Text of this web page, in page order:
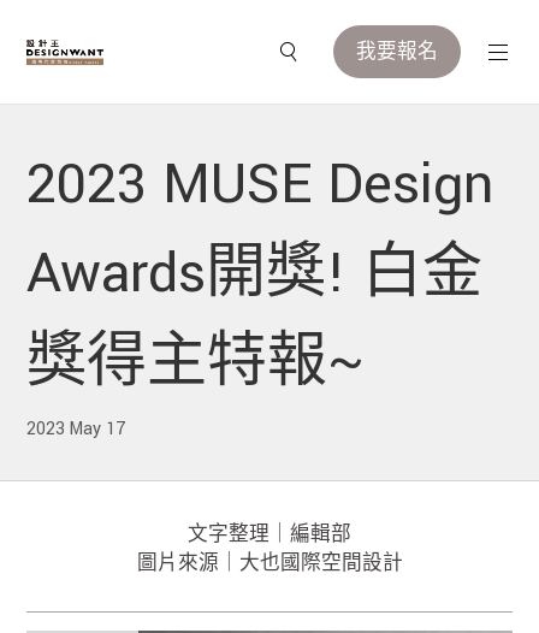
我要報名
2023 MUSE Design
Awards開獎! 白金
獎得主特報~
2023 May 17
文字整理｜編輯部
圖片來源｜大也國際空間設計